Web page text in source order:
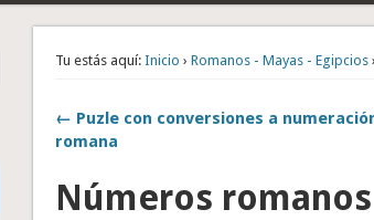
Tu estás aquí: Inicio ›Romanos - Mayas - Egipcios
← Puzle con conversiones a
romana
Números